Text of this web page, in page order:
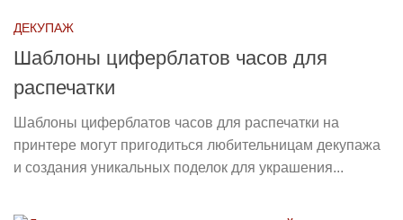
ДЕКУПАЖ
Шаблоны циферблатов часов для
распечатки
Шаблоны циферблатов часов для распечатки на
принтере могут пригодиться любительницам декупажа
и создания уникальных поделок для украшения...